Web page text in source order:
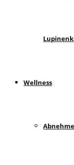
Wellness